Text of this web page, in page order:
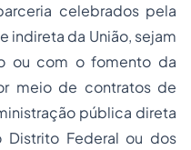
celebrados pela
indireta da União, sejam
ou com o fomento da
meio de contratos de
pública direta
Distrito Federal ou dos